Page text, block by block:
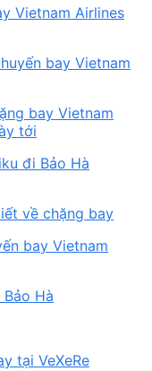
Vietnam Airlines
bay Vietnam
bay Vietnam
tới
đi Bảo Hà
về chặng bay
bay Vietnam
Hà
tại VeXeRe